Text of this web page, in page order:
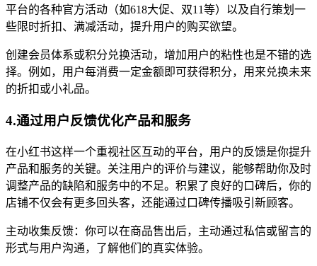
平台的各种官方活动（如618大促、双11等）以及自行策划一
些限时折扣、满减活动，提升用户的购买欲望。
创建会员体系或积分兑换活动，增加用户的粘性也是不错的选
择。例如，用户每消费一定金额即可获得积分，用来兑换未来
的折扣或小礼品。
4.通过用户反馈优化产品和服务
在小红书这样一个重视社区互动的平台，用户的反馈是你提升
产品和服务的关键。关注用户的评价与建议，能够帮助你及时
调整产品的缺陷和服务中的不足。积累了良好的口碑后，你的
店铺不仅会有更多回头客，还能通过口碑传播吸引新顾客。
主动收集反馈：你可以在商品售出后，主动通过私信或留言的
形式与用户沟通，了解他们的真实体验。